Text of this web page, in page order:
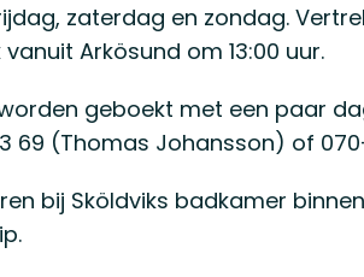
zaterdag en zondag.
Arkösund om 13:00 uur.
geboekt met een paar
69 (Thomas Johansson) of
bij Sköldviks badkamer